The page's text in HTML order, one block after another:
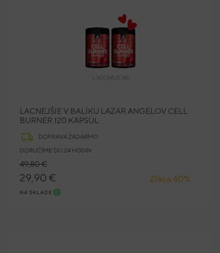
LACNEJŠIE V BALÍKU LAZAR ANGELOV CELL
BURNER 120 KAPSÚL
Zľava 40%
DOPRAVA ZADARMO
DORUČÍME DO 24 HODÍN
49,80 €
29,90 €
NA SKLADE